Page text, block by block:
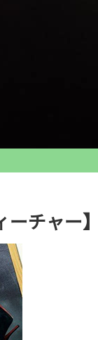
ーチャー